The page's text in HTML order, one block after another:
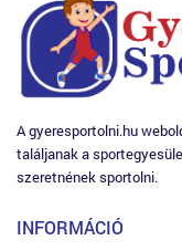
A gyeresportolni.hu
találjanak a
szeretnének sportolni.
INFORMÁCIÓ